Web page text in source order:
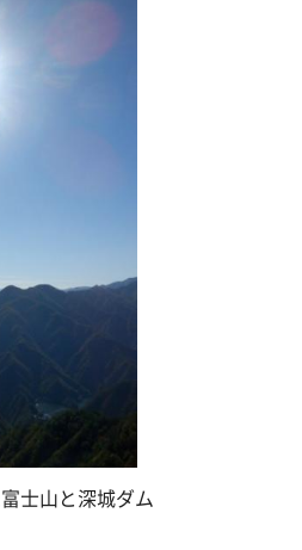
士山と深城ダム